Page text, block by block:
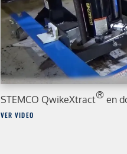
STEMCO QwikeXtract® en
VER VIDEO